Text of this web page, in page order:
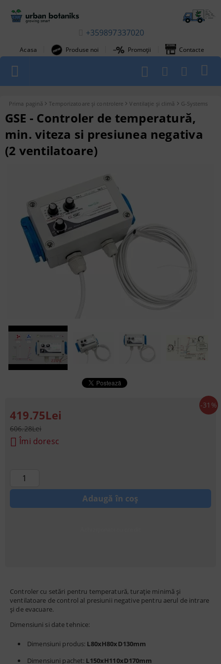
+359897337020
Acasa Produse noi Promoții Contacte
1
Prima pagină Temporizatoare și controlere Ventilație și climă G-Systems
GSE - Controler de temperatură,
min. viteza si presiunea negativa
(2 ventilatoare)
Controler cu setări pentru temperatură, turație minimă și
ventilatoare de control al presiunii negative pentru aerul de intrare
și de evacuare.
Dimensiuni si date tehnice:
Dimensiuni produs: L80xH80xD130mm
Dimensiuni pachet: L150xH110xD170mm
-31%
419.75Lei
606.28Lei
Îmi doresc